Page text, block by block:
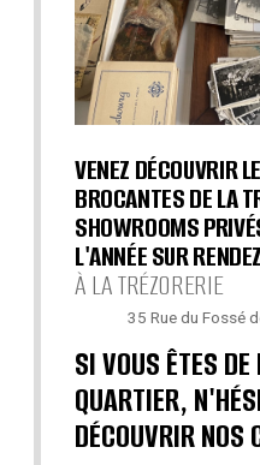
VENEZ DÉCOUVRIR
BROCANTES DE LA
SHOWROOMS
L'ANNÉE SUR
À LA TRÉZORERIE
35 Rue du Fossé
SI VOUS ÊTES
QUARTIER,
DÉCOUVRIR NOS